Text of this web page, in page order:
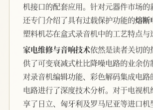
机接口的配套应用。针对元器件市场的
还专门介绍了具有过载保护功能的熔断
塑料机芯在盒式录音机中的工艺特点与
家电维修与音响技术依然是读者关切的
供了可变衰减式杜比降噪电路的业余仿
对录音机编辑功能、彩色解码集成电路
电路进行了深度技术分析。对于电视
享了日立、匈牙利及罗马尼亚等进口机